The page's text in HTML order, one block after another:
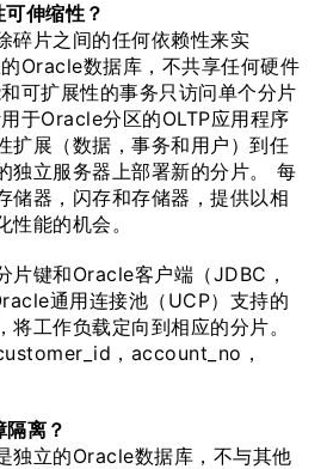
伸缩性？
碎片之间的任何依赖性来实
Oracle数据库，不共享任何硬件
可扩展性的事务只访问单个分片
于Oracle分区的OLTP应用程序
扩展（数据，事务和用户）到任
独立服务器上部署新的分片。 每
储器，闪存和存储器，提供以相
能的机会。
片键和Oracle客户端（JDBC，
通用连接池（UCP）支持的
工作负载定向到相应的分片。
，account_no，
离？
独立的Oracle数据库，不与其他